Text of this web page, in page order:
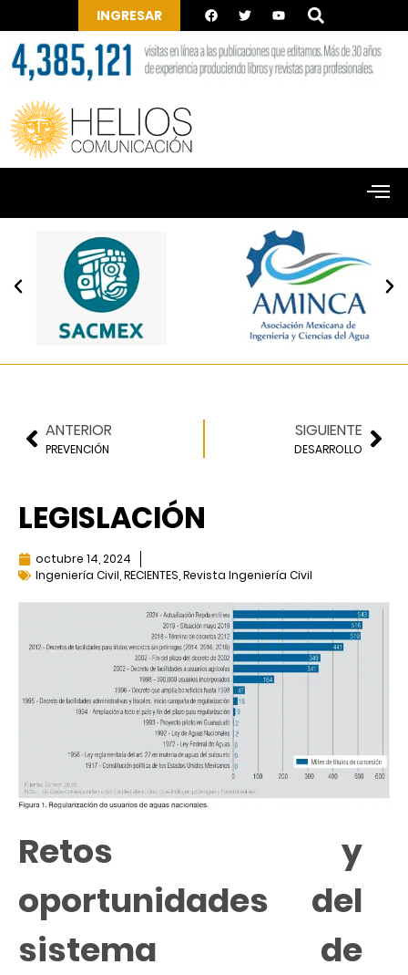
INGRESAR
ANTERIOR
PREVENCIÓN
SIGUIENTE
DESARROLLO
LEGISLACIÓN
octubre 14, 2024
Ingeniería Civil RECIENTES Revista Ingeniería Civil
Retos y
oportunidades del
sistema de